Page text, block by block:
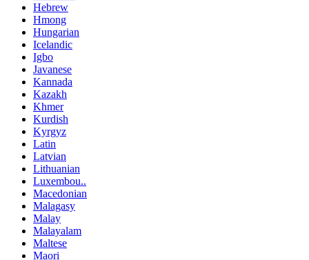
Hebrew
Hmong
Hungarian
Icelandic
Igbo
Javanese
Kannada
Kazakh
Khmer
Kurdish
Kyrgyz
Latin
Latvian
Lithuanian
Luxembou..
Macedonian
Malagasy
Malay
Malayalam
Maltese
Maori